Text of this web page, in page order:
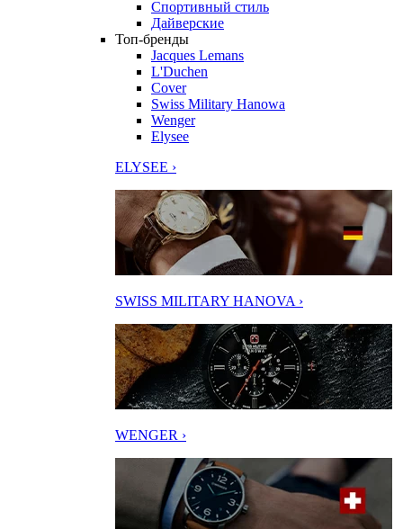
Спортивный стиль
Дайверские
Топ-бренды
Jacques Lemans
L'Duchen
Cover
Swiss Military Hanowa
Wenger
Elysee
ELYSEE ›
SWISS MILITARY HANOVA ›
WENGER ›